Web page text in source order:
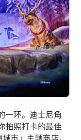
一环。迪士尼角
拍照打卡的最佳